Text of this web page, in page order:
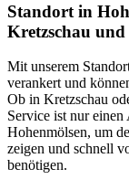
Standort in
Kretzschau
Mit unserem
verankert und
Ob in Kretzschau
Service ist nur
Hohenmölsen, um
zeigen und schnell
benötigen.